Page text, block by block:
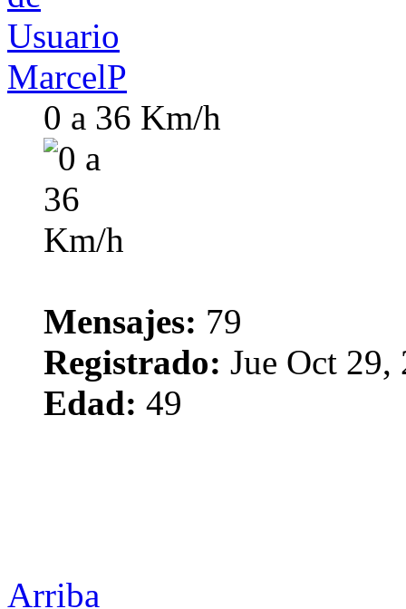
MarcelP
0 a 36 Km/h
Mensajes: 79
Registrado: Jue Oct 29,
Edad: 49
Arriba